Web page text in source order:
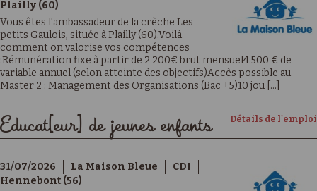
Plailly (60)
Vous êtes l'ambassadeur de la crèche Les
petits Gaulois, située à Plailly (60).Voilà
comment on valorise vos compétences
:Rémunération fixe à partir de 2 200€ brut mensuel4.500 € de
variable annuel (selon atteinte des objectifs)Accès possible au
Master 2 : Management des Organisations (Bac +5)10 jou [...]
Détails de l'emploi
Educat[eur] de jeunes enfants
31/07/2026 La Maison Bleue
CDI
Hennebont (56)